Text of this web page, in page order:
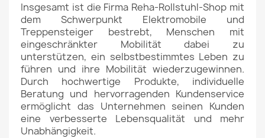
Insgesamt ist die Firma Reha-Rollstuhl-Shop mit
dem Schwerpunkt Elektromobile und
Treppensteiger bestrebt, Menschen mit
eingeschränkter Mobilität dabei zu
unterstützen, ein selbstbestimmtes Leben zu
führen und ihre Mobilität wiederzugewinnen.
Durch hochwertige Produkte, individuelle
Beratung und hervorragenden Kundenservice
ermöglicht das Unternehmen seinen Kunden
eine verbesserte Lebensqualität und mehr
Unabhängigkeit.